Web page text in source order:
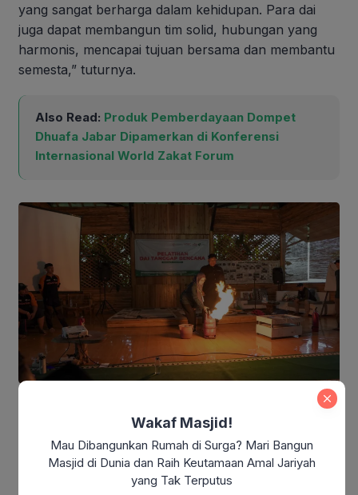
yang sangat berharga dalam kehidupan. Para dai
juga dapat membangun tim solid, hubungan yang
harmonis, mencapai tujuan bersama dan membantu
semesta,” tuturnya.
Also Read: Produk Pemberdayaan Dompet
Dhuafa Jabar Dipamerkan di Konferensi
Internasional World Zakat Forum
Para peserta tidak hanya mendapatkan materi saja,
tetapi juga mengikuti praktik secara langsung yang
disampikan narasumber dari DMC Dompet Dhuafa
dan Cordofa. Semua materi diharapakan dapat
Wakaf Masjid!
Mau Dibangunkan Rumah di Surga? Mari Bangun
Masjid di Dunia dan Raih Keutamaan Amal Jariyah
yang Tak Terputus